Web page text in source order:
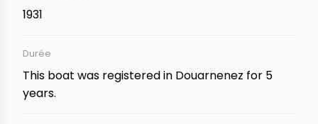
1931
Durée
This boat was registered in Douarnenez for 5
years.